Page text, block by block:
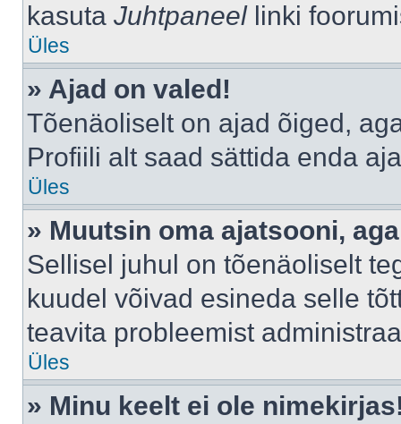
kasuta Juhtpaneellinki
Üles
» Ajad on valed!
Tõenäoliselt on ajad õiged,
Profiili alt saad sättida enda
Üles
» Muutsin oma ajatsooni,
Sellisel juhul on tõenäoliselt
kuudel võivad esineda selle
teavita probleemist
Üles
» Minu keelt ei ole